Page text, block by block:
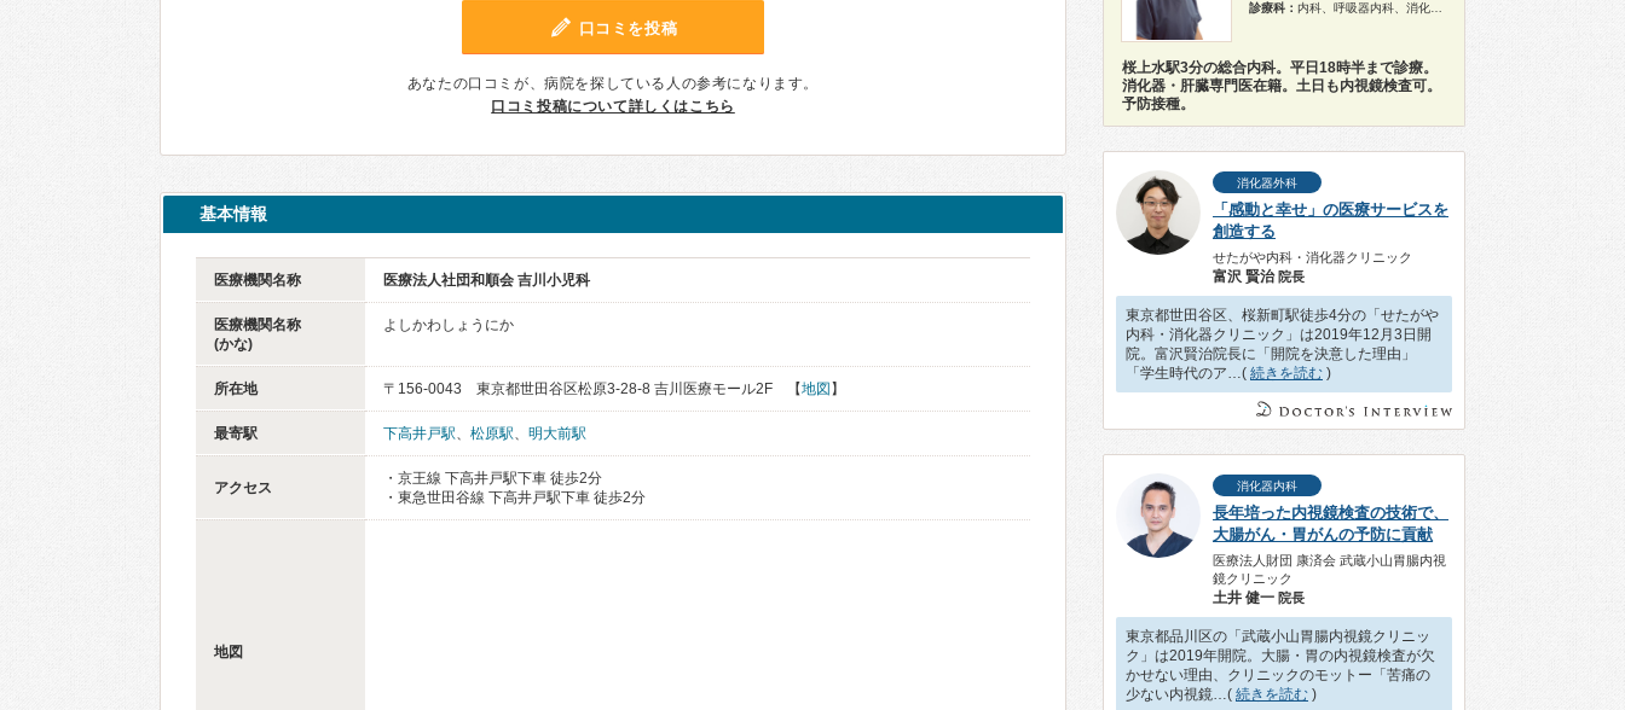
口コミを投稿
あなたの口コミが、病院を探している人の参考になります。
口コミ投稿について詳しくはこちら
基本情報
医療機関名称 医療法人社団和順会 吉川小児科
医療機関名称
(かな)
よしかわしょうにか
所在地 〒156-0043 東京都世田谷区松原3-28-8 吉川医療モール2F 【地図 】
最寄駅 下高井戸駅、 松原駅、 明大前駅
アクセス
・京王線 下高井戸駅下車 徒歩2分
・東急世田谷線 下高井戸駅下車 徒歩2分
地図
診療科： 内科、呼吸器内科、消化器内科、内視鏡、健康診断、人間ドック
桜上水駅3分の総合内科。平日18時半まで診療。
消化器・肝臓専門医在籍。土日も内視鏡検査可。
予防接種。
消化器外科
「感動と幸せ」の医療サービスを
創造する
せたがや内科・消化器クリニック
富沢 賢治 院長
東京都世田谷区、桜新町駅徒歩4分の「せたがや
内科・消化器クリニック」は2019年12月3日開
院。富沢賢治院長に「開院を決意した理由」
「学生時代のア…( 続きを読む )
消化器内科
長年培った内視鏡検査の技術で、
大腸がん・胃がんの予防に貢献
医療法人財団 康済会 武蔵小山胃腸内視
鏡クリニック
土井 健一 院長
東京都品川区の「武蔵小山胃腸内視鏡クリニッ
ク」は2019年開院。大腸・胃の内視鏡検査が欠
かせない理由、クリニックのモットー「苦痛の
少ない内視鏡…( 続きを読む )